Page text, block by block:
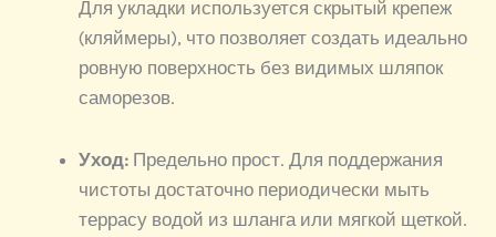
Для укладки используется скрытый крепеж
(кляймеры), что позволяет создать идеально
ровную поверхность без видимых шляпок
саморезов.
Уход: Предельно прост. Для поддержания
чистоты достаточно периодически мыть
террасу водой из шланга или мягкой щеткой.